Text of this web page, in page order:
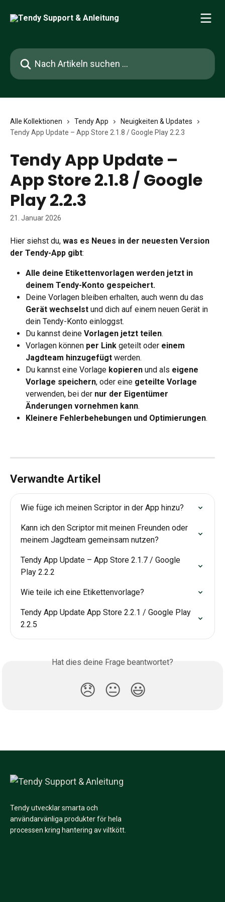
Nach Artikeln suchen …
Alle Kollektionen Tendy App
Neuigkeiten & Updates
Tendy App Update – App Store 2.1.8 / Google Play 2.2.3
Tendy App Update –
App Store 2.1.8 / Google
Play 2.2.3
21. Januar 2026
Hier siehst du, was es Neues in der neuesten Version
der Tendy-App gibt:
Alle deine Etikettenvorlagen werden jetzt in
deinem Tendy-Konto gespeichert.
Deine Vorlagen bleiben erhalten, auch wenn du das
Gerät wechselst und dich auf einem neuen Gerät in
dein Tendy-Konto einloggst.
Du kannst deine Vorlagen jetzt teilen.
Vorlagen können per Link geteilt oder einem
Jagdteam hinzugefügt werden.
Du kannst eine Vorlage kopieren und als eigene
Vorlage speichern, oder eine geteilte Vorlage
verwenden, bei der nur der Eigentümer
Änderungen vornehmen kann.
Kleinere Fehlerbehebungen und Optimierungen.
Verwandte Artikel
Wie füge ich meinen Scriptor in der App hinzu?
Kann ich den Scriptor mit meinen Freunden oder
meinem Jagdteam gemeinsam nutzen?
Tendy App Update – App Store 2.1.7 / Google
Play 2.2.2
Wie teile ich eine Etikettenvorlage?
Tendy App Update App Store 2.2.1 / Google Play
2.2.5
Hat dies deine Frage beantwortet?
😞 😐 😃
Tendy utvecklar smarta och
användarvänliga produkter för hela
processen kring hantering av viltkött.